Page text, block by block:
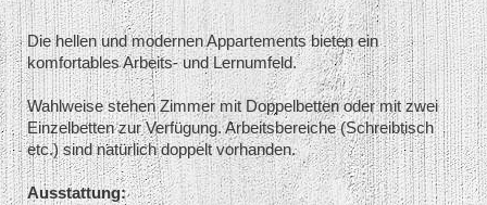
Die hellen und modernen Appartements bieten ein
komfortables Arbeits- und Lernumfeld.
Wahlweise stehen Zimmer mit Doppelbetten oder mit zwei
Einzelbetten zur Verfügung. Arbeitsbereiche (Schreibtisch
etc.) sind natürlich doppelt vorhanden.
Ausstattung: